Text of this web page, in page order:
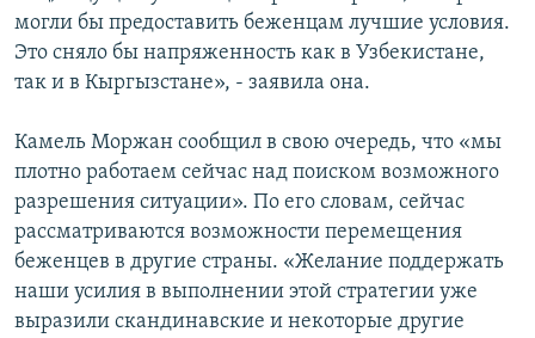
могли бы предоставить беженцам лучшие условия.
Это сняло бы напряженность как в Узбекистане,
так и в Кыргызстане», - заявила она.
Камель Моржан сообщил в свою очередь, что «мы
плотно работаем сейчас над поиском возможного
разрешения ситуации». По его словам, сейчас
рассматриваются возможности перемещения
беженцев в другие страны. «Желание поддержать
наши усилия в выполнении этой стратегии уже
выразили скандинавские и некоторые другие